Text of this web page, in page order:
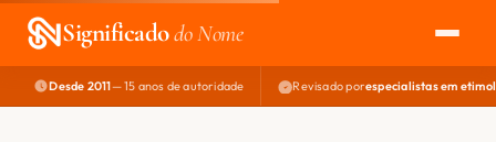
Significadodo Nome
EXPLORAR
Desde 2011— 15 anos de autoridade Revisado porespecialistas em